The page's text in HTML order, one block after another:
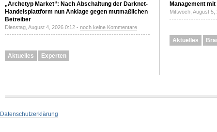
„Archetyp Market“: Nach Abschaltung der Darknet-
Handelsplattform nun Anklage gegen mutmaßlichen
Betreiber
Dienstag, August 4, 2026 0:12 - noch keine Kommentare
Aktuelles Experten
Management
Mittwoch, August
Aktuelles
Datenschutzerklärung